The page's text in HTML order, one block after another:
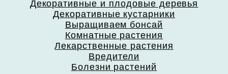
Декоративные и плодовые деревья
Декоративные кустарники
Выращиваем бонсай
Комнатные растения
Лекарственные растения
Вредители
Болезни растений